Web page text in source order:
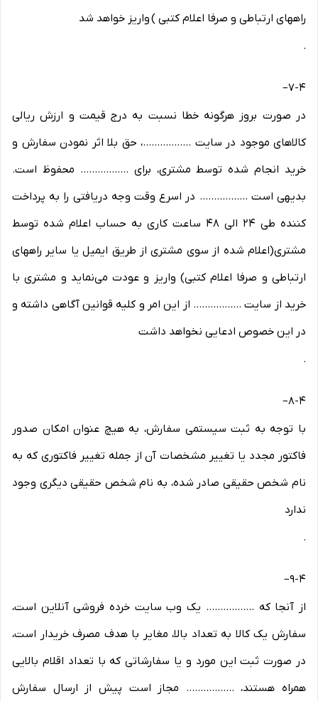
راههای ارتباطی و صرفا اعلام کتبی ) واریز خواهد شد
.
7-۴–
در صورت بروز هرگونه خطا نسبت به درج قیمت و ارزش ریالی
کالاهای موجود در سایت .................، حق بلا اثر نمودن سفارش و
خرید انجام شده توسط مشتری، برای ................. محفوظ است.
بدیهی است ................. در اسرع وقت وجه دریافتی را به پرداخت
کننده طی ۲۴ الی ۴۸ ساعت کاری به حساب اعلام شده توسط
مشتری(اعلام شده از سوی مشتری از طریق ایمیل یا سایر راههای
ارتباطی و صرفا اعلام کتبی) واریز و عودت می‌نماید و مشتری با
خرید از سایت ................. از این امر و کلیه قوانین آگاهی داشته و
در این خصوص ادعایی نخواهد داشت
.
8-۴–
با توجه به ثبت سیستمی سفارش، به هیچ عنوان امکان صدور
فاکتور مجدد یا تغییر مشخصات آن از جمله تغییر فاکتوری که به
نام شخص حقیقی صادر شده، به نام شخص حقیقی دیگری وجود
ندارد
.
9-۴–
از آنجا که ................. یک وب ‌سایت خرده‌ فروشی آنلاین است،
سفارش یک کالا به تعداد بالا، مغایر با هدف مصرف خریدار است،
در صورت ثبت این مورد و یا سفارشاتی که با تعداد اقلام بالایی
همراه هستند، ................. مجاز است پیش از ارسال سفارش